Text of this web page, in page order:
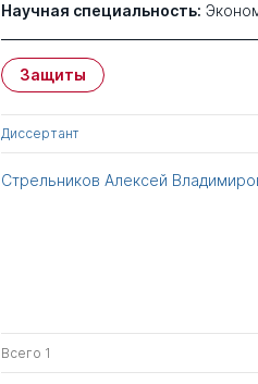
Научная специальность:
Защиты
Диссертант
Стрельников Алексей
Всего 1